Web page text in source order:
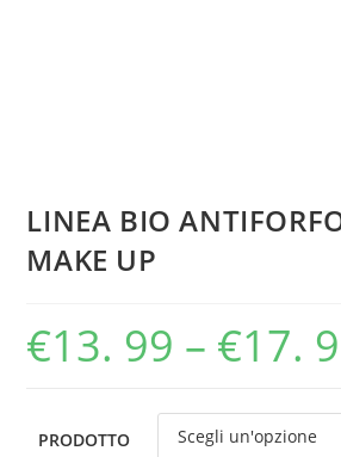
LINEA BIO
MAKE UP
€13. 99 – €17.
PRODOTTO